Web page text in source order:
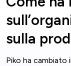
sulla
Piko ha cambiato